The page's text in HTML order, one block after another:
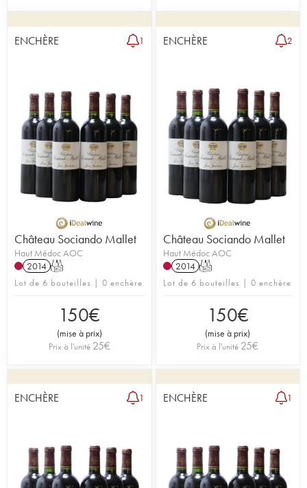
ENCHÈRE 1
Château Sociando Mallet
Haut Médoc AOC
2014 T
Lot de 6 bouteilles | 0 enchère
150€
(mise à prix)
Prix à l'unité 25€
ENCHÈRE 2
Château Sociando Mallet
Haut Médoc AOC
2014 T
Lot de 6 bouteilles | 0 enchère
150€
(mise à prix)
Prix à l'unité 25€
ENCHÈRE 1 ENCHÈRE 1